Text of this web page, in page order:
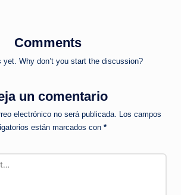
Comments
yet. Why don’t you start the discussion?
un comentario
electrónico no será publicada. Los campos
están marcados con *